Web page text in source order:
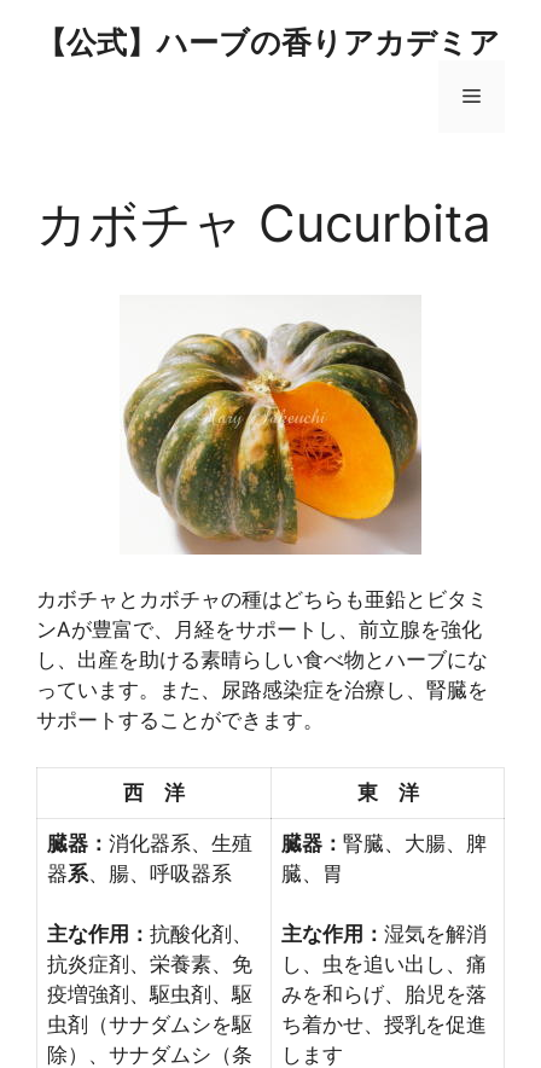
【公式】ハーブの香りアカデミア
メ
ュ
カボチャ Cucurbita
カボチャとカボチャの種はどちらも亜鉛とビタミ
ンAが豊富で、月経をサポートし、前立腺を強化
し、出産を助ける素晴らしい食べ物とハーブにな
っています。また、尿路感染症を治療し、腎臓を
サポートすることができます。
西 洋 東 洋
臓器： 消化器系、生殖
器系、腸、呼吸器系
主な作用： 抗酸化剤、
抗炎症剤、栄養素、免
疫増強剤、駆虫剤、駆
虫剤（サナダムシを駆
除）、サナダムシ（条
臓器： 腎臓、大腸、脾
臓、胃
主な作用： 湿気を解消
し、虫を追い出し、痛
みを和らげ、胎児を落
ち着かせ、授乳を促進
します